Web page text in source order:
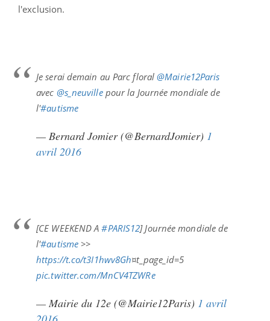
l'exclusion.
Je serai demain au Parc floral@Mairie12Paris
avec @s_neuvillepour la Journée mondiale de
l'#autisme
— Bernard Jomier (@BernardJomier) 1
avril 2016
[CE WEEKEND A#PARIS12] Journée mondiale de
l'#autisme >>
https://t.co/t3I1hwv8Gh¤t_page_id=5
pic.twitter.com/MnCV4TZWRe
— Mairie du 12e (@Mairie12Paris) 1 avril